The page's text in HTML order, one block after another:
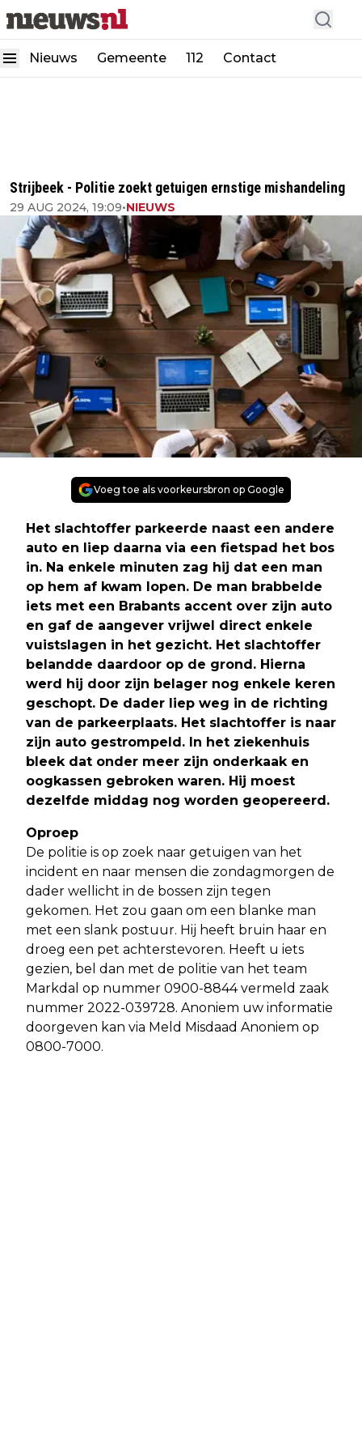
Nieuws Gemeente 112 Contact
Strijbeek - Politie zoekt getuigen ernstige mishandeling
29 AUG 2024, 19:09•NIEUWS
Voeg toe als voorkeursbron op Google
Het slachtoffer parkeerde naast een andere
auto en liep daarna via een fietspad het bos
in. Na enkele minuten zag hij dat een man
op hem af kwam lopen. De man brabbelde
iets met een Brabants accent over zijn auto
en gaf de aangever vrijwel direct enkele
vuistslagen in het gezicht. Het slachtoffer
belandde daardoor op de grond. Hierna
werd hij door zijn belager nog enkele keren
geschopt. De dader liep weg in de richting
van de parkeerplaats. Het slachtoffer is naar
zijn auto gestrompeld. In het ziekenhuis
bleek dat onder meer zijn onderkaak en
oogkassen gebroken waren. Hij moest
dezelfde middag nog worden geopereerd.
Oproep
De politie is op zoek naar getuigen van het
incident en naar mensen die zondagmorgen de
dader wellicht in de bossen zijn tegen
gekomen. Het zou gaan om een blanke man
met een slank postuur. Hij heeft bruin haar en
droeg een pet achterstevoren. Heeft u iets
gezien, bel dan met de politie van het team
Markdal op nummer 0900-8844 vermeld zaak
nummer 2022-039728. Anoniem uw informatie
doorgeven kan via Meld Misdaad Anoniem op
0800-7000.